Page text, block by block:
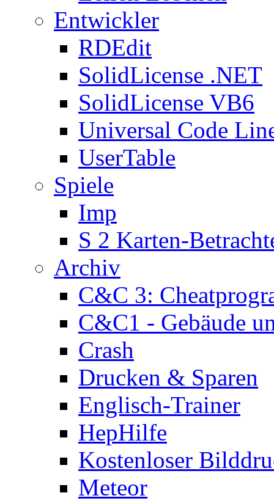
Entwickler
RDEdit
SolidLicense .NET
SolidLicense VB6
Universal Code
UserTable
Spiele
Imp
S 2 Karten-
Archiv
C&C 3:
C&C1 - Gebäude
Crash
Drucken & Sparen
Englisch-Trainer
HepHilfe
Kostenloser
Meteor